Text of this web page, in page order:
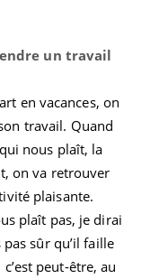
un travail
en vacances, on
travail. Quand
nous plaît, la
on va retrouver
plaisante.
plaît pas, je dirai
sûr qu’il faille
peut-être, au